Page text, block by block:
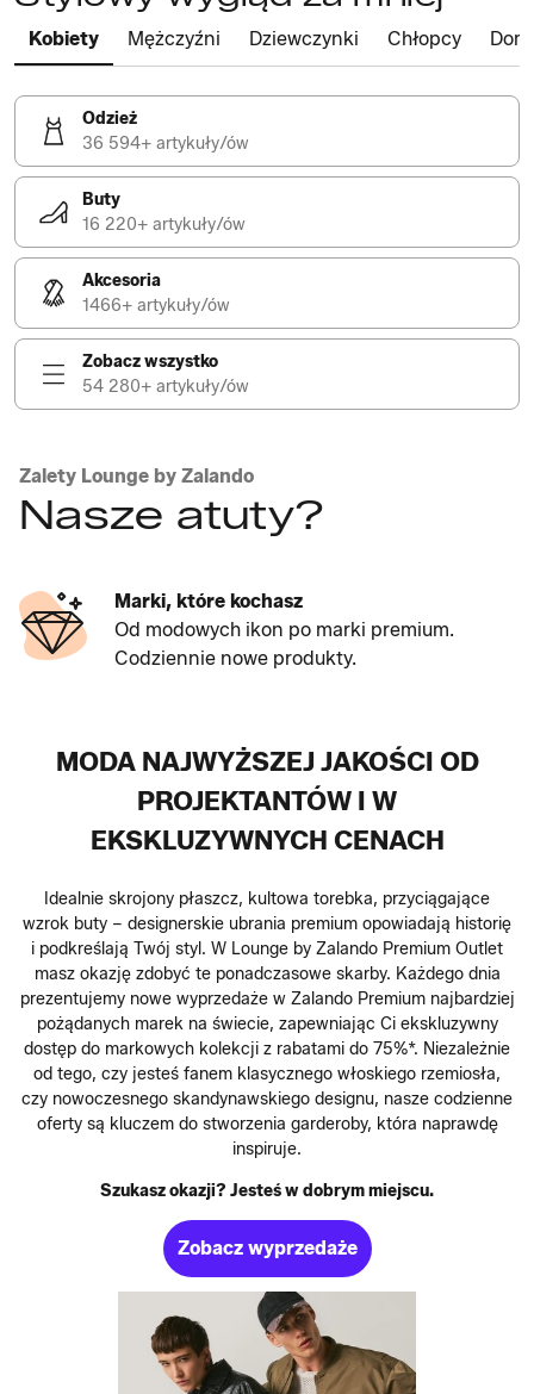
Kobiety Mężczyźni Dziewczynki Chłopcy Dom
Odzież
36 594+ artykuły/ów
Buty
16 220+ artykuły/ów
Akcesoria
1466+ artykuły/ów
Zobacz wszystko
54 280+ artykuły/ów
Zalety Lounge by Zalando
Nasze atuty?
Marki, które kochasz
Od modowych ikon po marki premium.
Codziennie nowe produkty.
MODA NAJWYŻSZEJ JAKOŚCI OD
PROJEKTANTÓW I W
EKSKLUZYWNYCH CENACH
Idealnie skrojony płaszcz, kultowa torebka, przyciągające
wzrok buty – designerskie ubrania premium opowiadają historię
i podkreślają Twój styl. W Lounge by Zalando Premium Outlet
masz okazję zdobyć te ponadczasowe skarby. Każdego dnia
prezentujemy nowe wyprzedaże w Zalando Premium najbardziej
pożądanych marek na świecie, zapewniając Ci ekskluzywny
dostęp do markowych kolekcji z rabatami do 75%*. Niezależnie
od tego, czy jesteś fanem klasycznego włoskiego rzemiosła,
czy nowoczesnego skandynawskiego designu, nasze codzienne
oferty są kluczem do stworzenia garderoby, która naprawdę
inspiruje.
Szukasz okazji? Jesteś w dobrym miejscu.
Zobacz wyprzedaże